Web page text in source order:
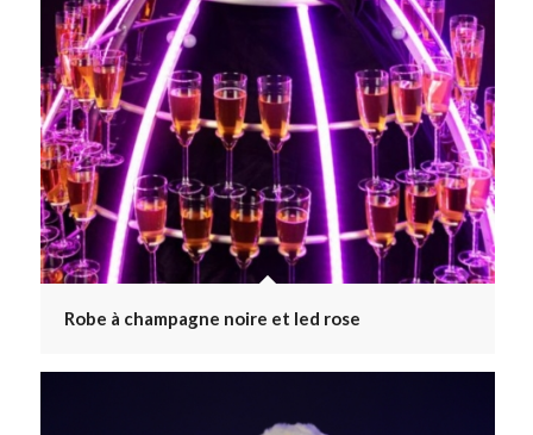
Robe à champagne noire et led rose